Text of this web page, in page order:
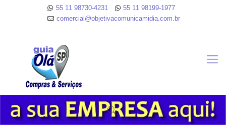
55 11 98730-4231
55 11 98199-1977
comercial@objetivacomunicamidia.com.br